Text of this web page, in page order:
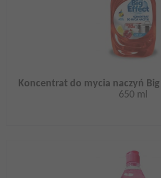
Koncentrat do mycia naczyń
650 ml